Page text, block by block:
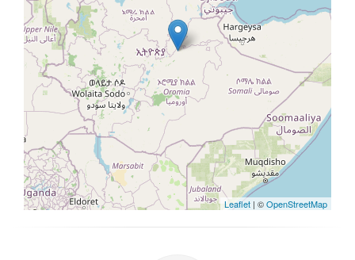
Leaflet | ©OpenStreetMap